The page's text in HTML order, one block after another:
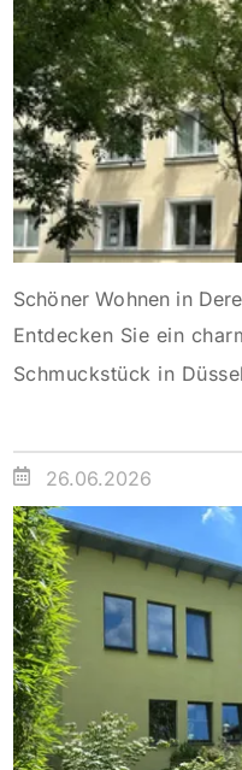
Immobilie ist
und kann innerhalb
freigestellt übergeben
vielfältige […]
Schöner Wohnen in
Entdecken Sie ein
Schmuckstück in
sehr gepflegte 10-
1938 befindet sich die
Wohnfläche und bietet
idealerweise für den
großzügigen Zimmern,
unterm Dach mit
[…]
26.06.2026